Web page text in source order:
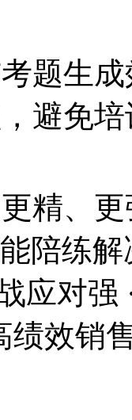
题生
，避免
、更
陪练解
应对强
效销售